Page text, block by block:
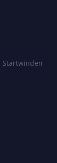
Startwinden